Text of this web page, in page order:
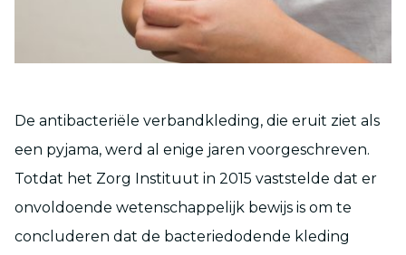
De antibacteriële verbandkleding, die eruit ziet als
een pyjama, werd al enige jaren voorgeschreven.
Totdat het Zorg Instituut in 2015 vaststelde dat er
onvoldoende wetenschappelijk bewijs is om te
concluderen dat de bacteriedodende kleding